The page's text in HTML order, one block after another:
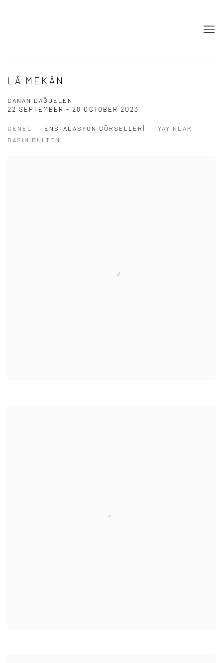
LÂ MEKÂN
CANAN DAĞDELEN
22 SEPTEMBER - 28 OCTOBER 2023
GENEL ENSTALASYON GÖRSELLERI
YAYINLAR
BASIN BÜLTENI